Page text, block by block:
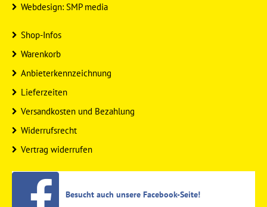
Webdesign: SMP media
Shop-Infos
Warenkorb
Anbieterkennzeichnung
Lieferzeiten
Versandkosten und Bezahlung
Widerrufsrecht
Vertrag widerrufen
Besucht auch unsere Facebook-Seite!